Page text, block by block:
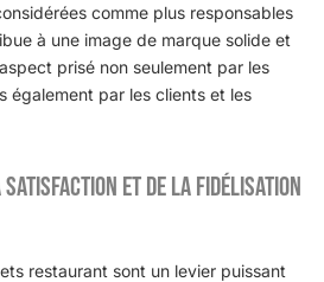
comme plus responsables
à une image de marque solide et
prisé non seulement par les
également par les clients et les
satisfaction et de la fidélisation
restaurant sont un levier puissant